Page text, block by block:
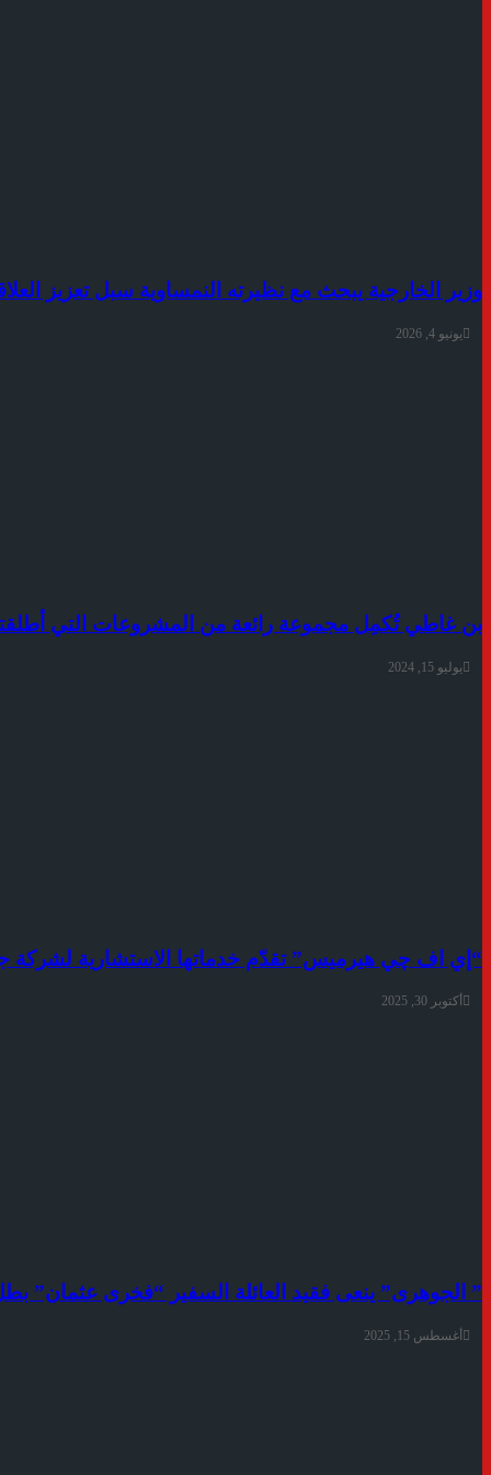
وزير الخارجية يبحث مع نظيرته النمساوية سبل تعزيز
يونيو 4, 2026
بن غاطي تُكمِل مجموعة رائعة من المشروعات التي
يوليو 15, 2024
“إي اف چي هيرميس” تقدّم خدماتها الاستشارية لشركة
أكتوبر 30, 2025
” الجوهرى” ينعى فقيد العائلة السفير “فخرى
أغسطس 15, 2025